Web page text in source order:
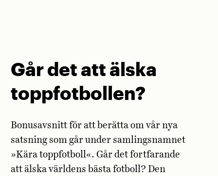
Går det att älska
toppfotbollen?
Bonusavsnitt för att berätta om vår nya
satsning som går under samlingsnamnet
»Kära toppfotboll«. Går det fortfarande
att älska världens bästa fotboll? Den